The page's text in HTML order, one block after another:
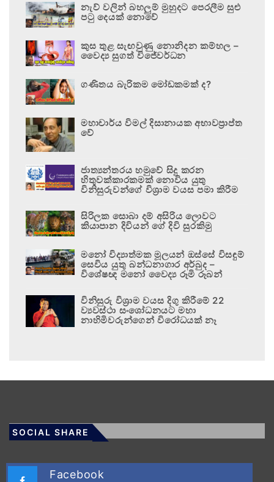
නැව් වලින් බහලුම් මුහුදට පෙරලීම සුළු
පටු දෙයක් නොවේ
කුස තුළ සැඟවුණු නොනිදන කම්හල –
වෛද්‍ය සුගත් විජේවර්ධන
ගණිතය බැරිකම මෝඩකමක් ද?
මහාචාර්ය විමල් දිසානායක අභාවප්‍රාප්ත
වේ
ජාත්‍යන්තරය හමුවේ සිදු කරන
හිතුවක්කාරකමක් නොවිය යුතු
විනිසුරුවන්ගේ විශ්‍රාම වයස පමා කිරීම
සිරිලක සොබා දම් අසිරිය ලොවට
කියාපාන දිවියන් ගේ දිවි සුරකිමු
මනෝ විද්‍යාත්මක මූලයන් ඔස්සේ විසඳුම්
සෙවිය යුතු බන්ධනාගාර අර්බුද –
විශේෂඥ මනෝ වෛද්‍ය රූමි රූබන්
විනිසුරු විශ්‍රාම වයස දිගු කිරීමේ 22
ව්‍යවස්ථා සංශෝධනයට මහා
නාහිමිවරුන්ගෙන් විරෝධයක් නෑ
SOCIAL SHARE
Facebook